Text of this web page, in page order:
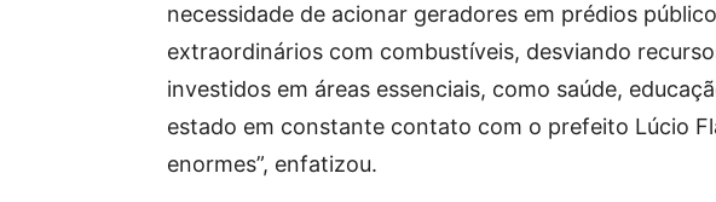
necessidade de acionar geradores em prédios
extraordinários com combustíveis, desviando
investidos em áreas essenciais, como saúde,
estado em constante contato com o prefeito Lúcio
enormes”, enfatizou.